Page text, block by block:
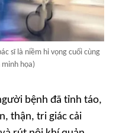
sĩ là niềm hi vọng cuối cùng
minh họa)
bệnh đã tỉnh táo,
thận, tri giác cải